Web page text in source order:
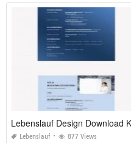
Lebenslauf Design Download
Lebenslauf 877 Views